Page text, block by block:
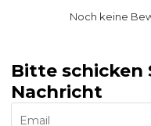
Noch keine
Bitte schicken
Nachricht